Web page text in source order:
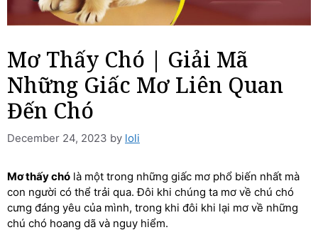
Mơ Thấy Chó | Giải Mã
Những Giấc Mơ Liên Quan
Đến Chó
December 24, 2023 by loli
Mơ thấy chó là một trong những giấc mơ phổ biến nhất mà
con người có thể trải qua. Đôi khi chúng ta mơ về chú chó
cưng đáng yêu của mình, trong khi đôi khi lại mơ về những
chú chó hoang dã và nguy hiểm.